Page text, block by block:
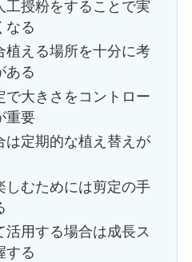
工授粉をすることで実
なる
植える場所を十分に考
ある
で大きさをコントロー
重要
は定期的な植え替えが
しむためには剪定の手
活用する場合は成長ス
する